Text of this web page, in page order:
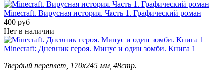
Minecraft. Вирусная история. Часть 1. Графический роман
400 руб
Нет в наличии
Minecraft: Дневник героя. Минус и один зомби. Книга 1
Твердый переплет,
170x245 мм, 48стр.